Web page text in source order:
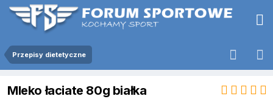
Przepisy dietetyczne
Mleko łaciate 80g białka